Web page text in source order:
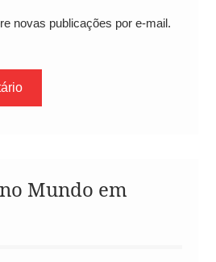
novas publicações por e-mail.
Mundo em